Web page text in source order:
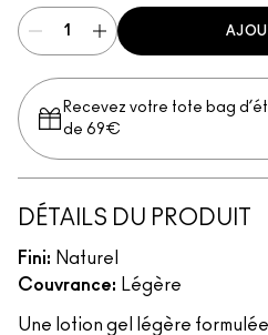
Recevez votre tote bag
de 69€
DÉTAILS DU PRODUIT
Fini: Naturel
Couvrance: Légère
Une lotion gel légère